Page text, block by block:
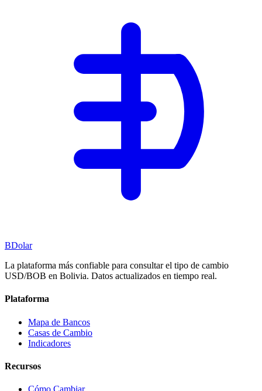
BDolar
La plataforma más confiable para consultar el tipo de cambio
USD/BOB en Bolivia. Datos actualizados en tiempo real.
Plataforma
Mapa de Bancos
Casas de Cambio
Indicadores
Recursos